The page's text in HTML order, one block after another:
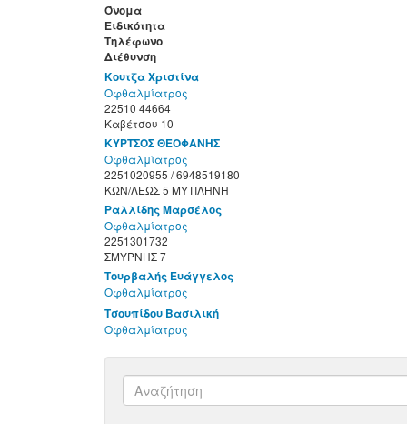
Όνομα
Ειδικότητα
Τηλέφωνο
Διέθυνση
Κουτζα Χριστίνα
Οφθαλμίατρος
22510 44664
Καβέτσου 10
ΚΥΡΤΣΟΣ ΘΕΟΦΑΝΗΣ
Οφθαλμίατρος
2251020955 / 6948519180
ΚΩΝ/ΛΕΩΣ 5 ΜΥΤΙΛΗΝΗ
Ραλλίδης Μαρσέλος
Οφθαλμίατρος
2251301732
ΣΜΥΡΝΗΣ 7
Τουρβαλής Ευάγγελος
Οφθαλμίατρος
Τσουπίδου Βασιλική
Οφθαλμίατρος